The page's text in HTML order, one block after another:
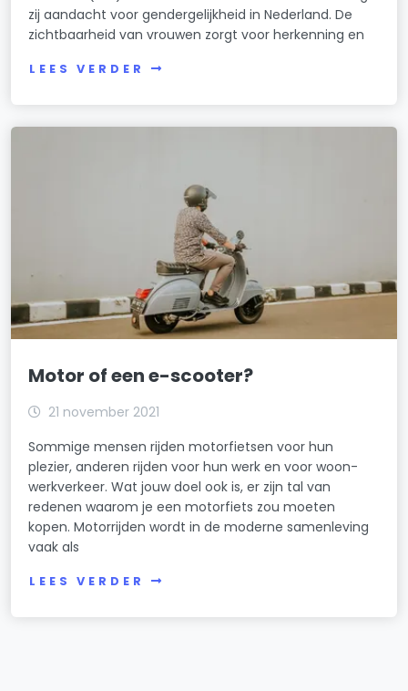
zij aandacht voor gendergelijkheid in Nederland. De
zichtbaarheid van vrouwen zorgt voor herkenning en
LEES VERDER
Motor of een e-scooter?
21 november 2021
Sommige mensen rijden motorfietsen voor hun
plezier, anderen rijden voor hun werk en voor woon-
werkverkeer. Wat jouw doel ook is, er zijn tal van
redenen waarom je een motorfiets zou moeten
kopen. Motorrijden wordt in de moderne samenleving
vaak als
LEES VERDER